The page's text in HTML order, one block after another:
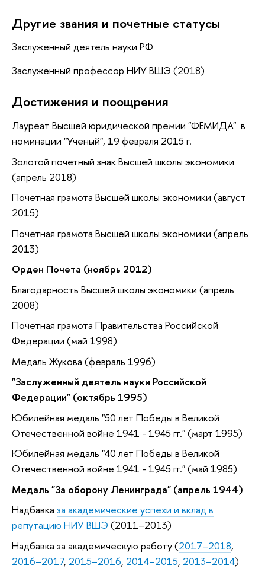
Другие звания и почетные статусы
Заслуженный деятель науки РФ
Заслуженный профессор НИУ ВШЭ (2018)
Достижения и поощрения
Лауреат Высшей юридической премии "ФЕМИДА" в
номинации "Ученый", 19 февраля 2015 г.
Золотой почетный знак Высшей школы экономики
(апрель 2018)
Почетная грамота Высшей школы экономики (август
2015)
Почетная грамота Высшей школы экономики (апрель
2013)
Орден Почета (ноябрь 2012)
Благодарность Высшей школы экономики (апрель
2008)
Почетная грамота Правительства Российской
Федерации (май 1998)
Медаль Жукова (февраль 1996)
"Заслуженный деятель науки Российской
Федерации" (октябрь 1995)
Юбилейная медаль "50 лет Победы в Великой
Отечественной войне 1941 - 1945 гг." (март 1995)
Юбилейная медаль "40 лет Победы в Великой
Отечественной войне 1941 - 1945 гг." (май 1985)
Медаль "За оборону Ленинграда" (апрель 1944)
Надбавка за академические успехи и вклад в
репутацию НИУ ВШЭ (2011–2013)
Надбавка за академическую работу (2017–2018,
2016–2017, 2015–2016, 2014–2015, 2013–2014)